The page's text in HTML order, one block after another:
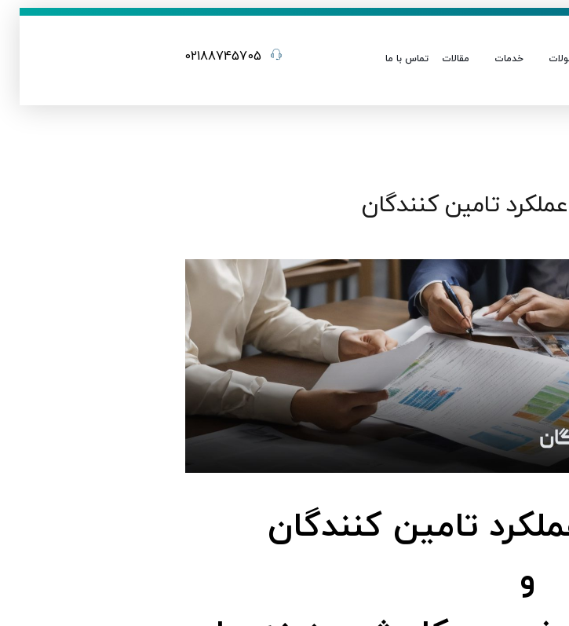
خدمات مقالات تماس با ما 02188745705
عملکرد تامین کنندگان
تامین کنندگان
و